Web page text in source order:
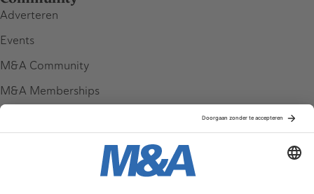
Adverteren
Events
M&A Community
M&A Memberships